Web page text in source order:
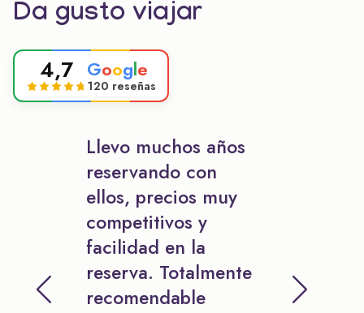
Da gusto viajar
4,7 Google
120 reseñas
Llevo muchos años
reservando con
ellos, precios muy
competitivos y
facilidad en la
reserva. Totalmente
recomendable